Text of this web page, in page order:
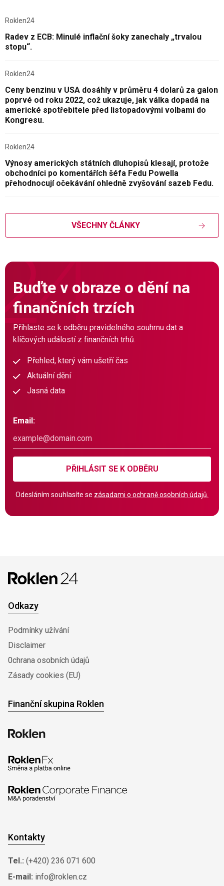
Roklen24
Radev z ECB: Minulé inflační šoky zanechaly „trvalou
stopu“.
Roklen24
Ceny benzinu v USA dosáhly v průměru 4 dolarů za galon
poprvé od roku 2022, což ukazuje, jak válka dopadá na
americké spotřebitele před listopadovými volbami do
Kongresu.
Roklen24
Výnosy amerických státních dluhopisů klesají, protože
obchodníci po komentářích šéfa Fedu Powella
přehodnocují očekávání ohledně zvyšování sazeb Fedu.
VŠECHNY ČLÁNKY
Buďte v obraze o dění na
finančních trzích
Přihlaste se k odběru pravidelného souhrnu dat a
klíčových událostí z finančních trhů.
Přehled, který vám ušetří čas
Aktuální dění
Jasná data
Email:
PŘIHLÁSIT SE K ODBĚRU
Odesláním souhlasíte se zásadami o ochraně osobních údajů.
Odkazy
Podmínky užívání
Disclaimer
0chrana osobních údajů
Zásady cookies (EU)
Finanční skupina Roklen
Kontakty
Tel.: (+420) 236 071 600
E-mail: info@roklen.cz